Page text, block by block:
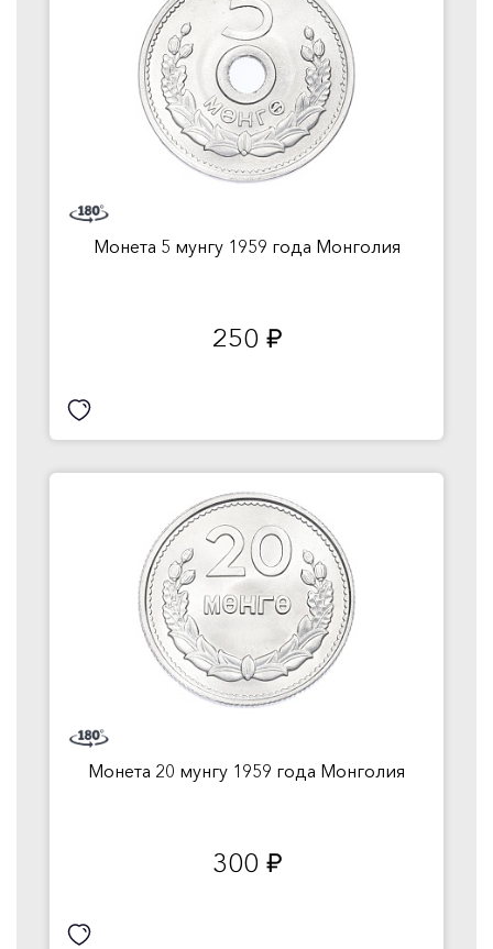
Монета 5 мунгу 1959 года Монголия
250 руб.
Монета 20 мунгу 1959 года Монголия
300 руб.